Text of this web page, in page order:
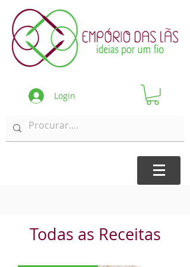
Login
Todas as Receitas